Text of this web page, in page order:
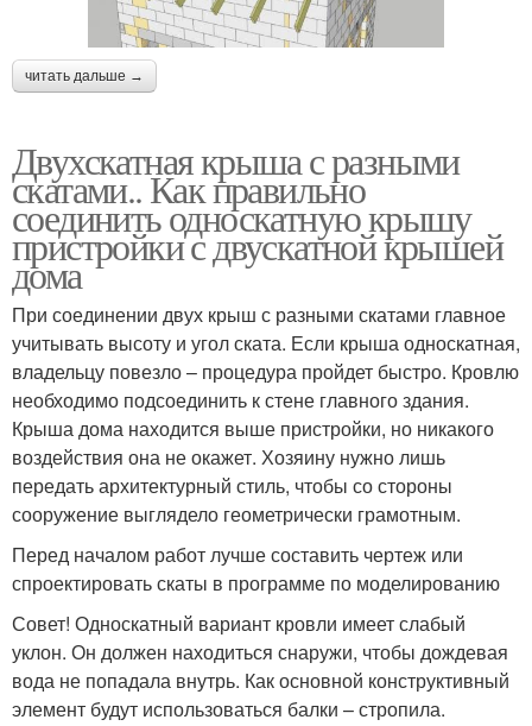
читать дальше →
Двухскатная крыша с разными
скатами.. Как правильно
соединить односкатную крышу
пристройки с двускатной крышей
дома
При соединении двух крыш с разными скатами главное
учитывать высоту и угол ската. Если крыша односкатная,
владельцу повезло – процедура пройдет быстро. Кровлю
необходимо подсоединить к стене главного здания.
Крыша дома находится выше пристройки, но никакого
воздействия она не окажет. Хозяину нужно лишь
передать архитектурный стиль, чтобы со стороны
сооружение выглядело геометрически грамотным.
Перед началом работ лучше составить чертеж или
спроектировать скаты в программе по моделированию
Совет! Односкатный вариант кровли имеет слабый
уклон. Он должен находиться снаружи, чтобы дождевая
вода не попадала внутрь. Как основной конструктивный
элемент будут использоваться балки – стропила.